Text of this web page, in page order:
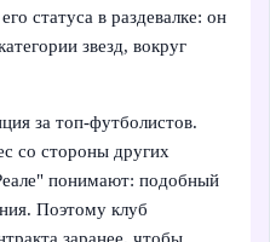
статуса в раздевалке: он
звезд, вокруг
за топ-футболистов.
со стороны других
понимают: подобный
Поэтому клуб
заранее, чтобы